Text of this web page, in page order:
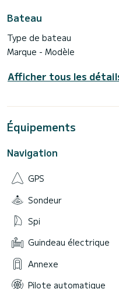
Bateau
Type de bateau
Marque - Modèle
Afficher tous les
Équipements
Navigation
GPS
Sondeur
Spi
Guindeau électrique
Annexe
Pilote automatique